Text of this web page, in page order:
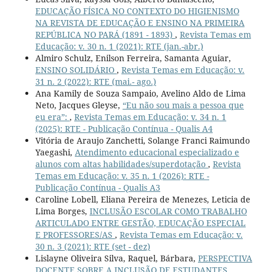
EDUCAÇÃO FÍSICA NO CONTEXTO DO HIGIENISMO
NA REVISTA DE EDUCAÇÃO E ENSINO NA PRIMEIRA
REPÚBLICA NO PARÁ (1891 - 1893) , Revista Temas em
Educação: v. 30 n. 1 (2021): RTE (jan.-abr.)
Almiro Schulz, Enilson Ferreira, Samanta Aguiar,
ENSINO SOLIDÁRIO , Revista Temas em Educação: v.
31 n. 2 (2022): RTE (mai.- ago.)
Ana Kamily de Souza Sampaio, Avelino Aldo de Lima
Neto, Jacques Gleyse, “Eu não sou mais a pessoa que
eu era”: , Revista Temas em Educação: v. 34 n. 1
(2025): RTE - Publicação Contínua - Qualis A4
Vitória de Araujo Zanchetti, Solange Franci Raimundo
Yaegashi, Atendimento educacional especializado e
alunos com altas habilidades/superdotação , Revista
Temas em Educação: v. 35 n. 1 (2026): RTE -
Publicação Contínua - Qualis A3
Caroline Lobell, Eliana Pereira de Menezes, Leticia de
Lima Borges, INCLUSÃO ESCOLAR COMO TRABALHO
ARTICULADO ENTRE GESTÃO, EDUCAÇÃO ESPECIAL
E PROFESSORES/AS , Revista Temas em Educação: v.
30 n. 3 (2021): RTE (set - dez)
Lislayne Oliveira Silva, Raquel, Bárbara, PERSPECTIVA